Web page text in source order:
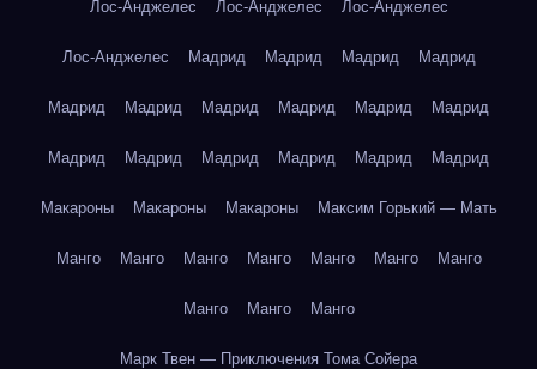
Лос-Анджелес Лос-Анджелес Лос-Анджелес
Лос-Анджелес Мадрид Мадрид Мадрид Мадрид
Мадрид Мадрид Мадрид Мадрид Мадрид Мадрид
Мадрид Мадрид Мадрид Мадрид Мадрид Мадрид
Макароны Макароны Макароны Максим Горький — Мать
Манго Манго Манго Манго Манго Манго Манго
Манго Манго Манго
Марк Твен — Приключения Тома Сойера